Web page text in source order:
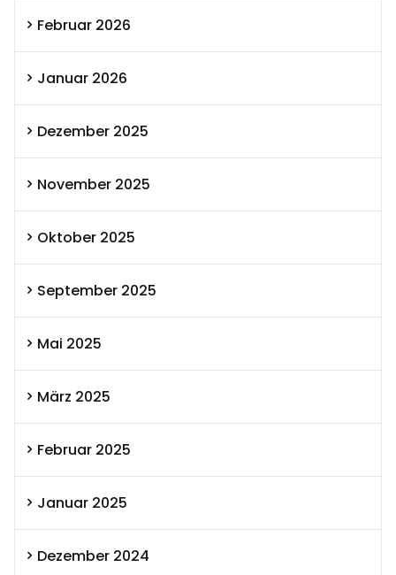
Februar 2026
Januar 2026
Dezember 2025
November 2025
Oktober 2025
September 2025
Mai 2025
März 2025
Februar 2025
Januar 2025
Dezember 2024